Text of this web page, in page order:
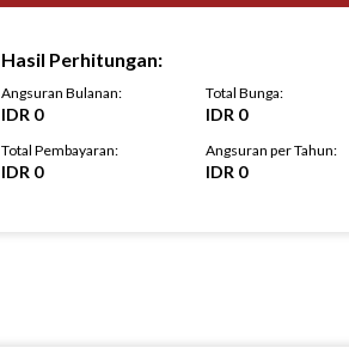
Hasil Perhitungan:
Angsuran Bulanan:
IDR 0
Total Bunga:
IDR 0
Total Pembayaran:
IDR 0
Angsuran per Tahun:
IDR 0